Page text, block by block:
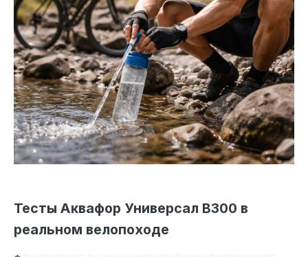
Тесты Аквафор Универсал В300 в
реальном велопоходе